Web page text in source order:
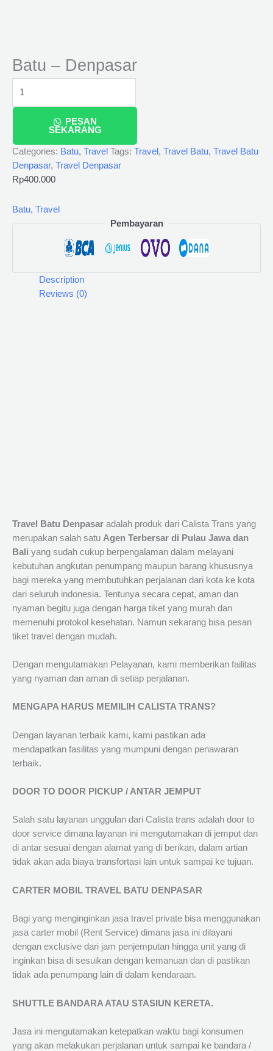
Batu – Denpasar
PESAN
SEKARANG
Categories: Batu, Travel Tags: Travel , Travel Batu, Travel Batu
Denpasar, Travel Denpasar
Rp400.000
Batu, Travel
Pembayaran
Description
Reviews (0)
Travel Batu Denpasar adalah produk dari Calista Trans yang
merupakan salah satu Agen Terbersar di Pulau Jawa dan
Bali yang sudah cukup berpengalaman dalam melayani
kebutuhan angkutan penumpang maupun barang khususnya
bagi mereka yang membutuhkan perjalanan dari kota ke kota
dari seluruh indonesia. Tentunya secara cepat, aman dan
nyaman begitu juga dengan harga tiket yang murah dan
memenuhi protokol kesehatan. Namun sekarang bisa pesan
tiket travel dengan mudah.
Dengan mengutamakan Pelayanan, kami memberikan failitas
yang nyaman dan aman di setiap perjalanan.
MENGAPA HARUS MEMILIH CALISTA TRANS?
Dengan layanan terbaik kami, kami pastikan ada
mendapatkan fasilitas yang mumpuni dengan penawaran
terbaik.
DOOR TO DOOR PICKUP / ANTAR JEMPUT
Salah satu layanan unggulan dari Calista trans adalah door to
door service dimana layanan ini mengutamakan di jemput dan
di antar sesuai dengan alamat yang di berikan, dalam artian
tidak akan ada biaya transfortasi lain untuk sampai ke tujuan.
CARTER MOBIL TRAVEL BATU DENPASAR
Bagi yang menginginkan jasa travel private bisa menggunakan
jasa carter mobil (Rent Service) dimana jasa ini dilayani
dengan exclusive dari jam penjemputan hingga unit yang di
inginkan bisa di sesuikan dengan kemanuan dan di pastikan
tidak ada penumpang lain di dalam kendaraan.
SHUTTLE BANDARA ATAU STASIUN KERETA.
Jasa ini mengutamakan ketepatkan waktu bagi konsumen
yang akan melakukan perjalanan untuk sampai ke bandara /